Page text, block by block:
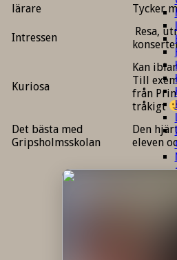
lärare
Tycker
Intressen
Resa,
Kuriosa
Kan
Till
från
tråkigt
Det bästa med
Gripsholmsskolan
Den
eleven